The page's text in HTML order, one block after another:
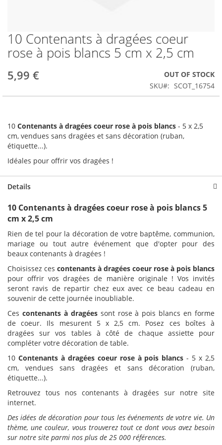
Skip
to
the
of
images
10 Contenants à dragées coeur
rose à pois blancs 5 cm x 2,5 cm
5,99 €
OUT OF STOCK
SKU
SCOT_16754
10 Contenants à dragées coeur rose à pois blancs - 5 x 2,5
cm, vendues sans dragées et sans décoration (ruban,
étiquette...).
Idéales pour offrir vos dragées !
Details
10 Contenants à dragées coeur rose à pois blancs 5
cm x 2,5 cm
Rien de tel pour la décoration de votre baptême, communion,
mariage ou tout autre événement que d'opter pour des
beaux contenants à dragées !
Choisissez ces contenants à dragées coeur rose à pois blancs
pour offrir vos dragées de manière originale ! Vos invités
seront ravis de repartir chez eux avec ce beau cadeau en
souvenir de cette journée inoubliable.
Ces contenants à dragées sont rose à pois blancs en forme
de coeur. Ils mesurent 5 x 2,5 cm. Posez ces boîtes à
dragées sur vos tables à côté de chaque assiette pour
compléter votre décoration de table.
10 Contenants à dragées coeur rose à pois blancs - 5 x 2,5
cm, vendues sans dragées et sans décoration (ruban,
étiquette...).
Retrouvez tous nos contenants à dragées sur notre site
internet.
Des idées de décoration pour tous les événements de votre vie. Un
thème, une couleur, vous trouverez tout ce dont vous avez besoin
sur notre site parmi nos plus de 25 000 références.